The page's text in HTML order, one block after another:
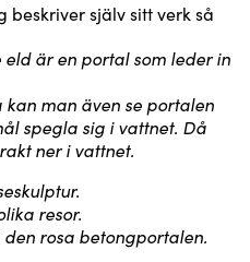
beskriver själv sitt verk så
eld är en portal som leder in
man även se portalen
spegla sig i vattnet. Då
ner i vattnet.
resor.
rosa betongportalen.